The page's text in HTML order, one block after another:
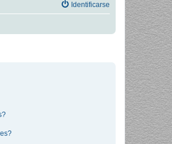
Identificarse